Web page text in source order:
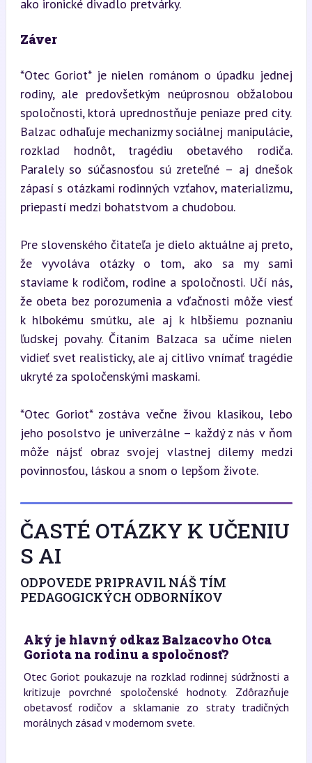
ako ironické divadlo pretvárky.
Záver
*Otec Goriot* je nielen románom o úpadku jednej
rodiny, ale predovšetkým neúprosnou obžalobou
spoločnosti, ktorá uprednostňuje peniaze pred city.
Balzac odhaľuje mechanizmy sociálnej manipulácie,
rozklad hodnôt, tragédiu obetavého rodiča.
Paralely so súčasnosťou sú zreteľné – aj dnešok
zápasí s otázkami rodinných vzťahov, materializmu,
priepastí medzi bohatstvom a chudobou.
Pre slovenského čitateľa je dielo aktuálne aj preto,
že vyvoláva otázky o tom, ako sa my sami
staviame k rodičom, rodine a spoločnosti. Učí nás,
že obeta bez porozumenia a vďačnosti môže viesť
k hlbokému smútku, ale aj k hlbšiemu poznaniu
ľudskej povahy. Čítaním Balzaca sa učíme nielen
vidieť svet realisticky, ale aj citlivo vnímať tragédie
ukryté za spoločenskými maskami.
*Otec Goriot* zostáva večne živou klasikou, lebo
jeho posolstvo je univerzálne – každý z nás v ňom
môže nájsť obraz svojej vlastnej dilemy medzi
povinnosťou, láskou a snom o lepšom živote.
ČASTÉ OTÁZKY K UČENIU
S AI
ODPOVEDE PRIPRAVIL NÁŠ TÍM
PEDAGOGICKÝCH ODBORNÍKOV
Aký je hlavný odkaz Balzacovho Otca
Goriota na rodinu a spoločnosť?
Otec Goriot poukazuje na rozklad rodinnej súdržnosti a
kritizuje povrchné spoločenské hodnoty. Zdôrazňuje
obetavosť rodičov a sklamanie zo straty tradičných
morálnych zásad v modernom svete.